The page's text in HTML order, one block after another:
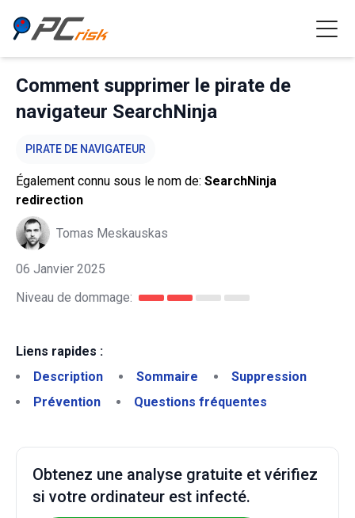
Comment supprimer le pirate de
navigateur SearchNinja
PIRATE DE NAVIGATEUR
Également connu sous le nom de: SearchNinja
redirection
Tomas Meskauskas
06 Janvier 2025
Niveau de dommage:
Liens rapides :
Description
Sommaire
Suppression
Prévention
Questions fréquentes
Obtenez une analyse gratuite et vérifiez
si votre ordinateur est infecté.